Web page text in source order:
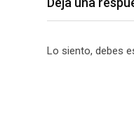
Lo siento, debes